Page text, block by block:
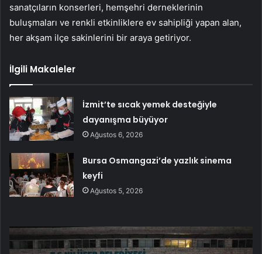
sanatçıların konserleri, hemşehri derneklerinin
buluşmaları ve renkli etkinliklere ev sahipliği yapan alan,
her akşam ilçe sakinlerini bir araya getiriyor.
İlgili Makaleler
İzmit’te sıcak yemek desteğiyle
dayanışma büyüyor
Ağustos 6, 2026
Bursa Osmangazi’de yazlık sinema
keyfi
Ağustos 5, 2026